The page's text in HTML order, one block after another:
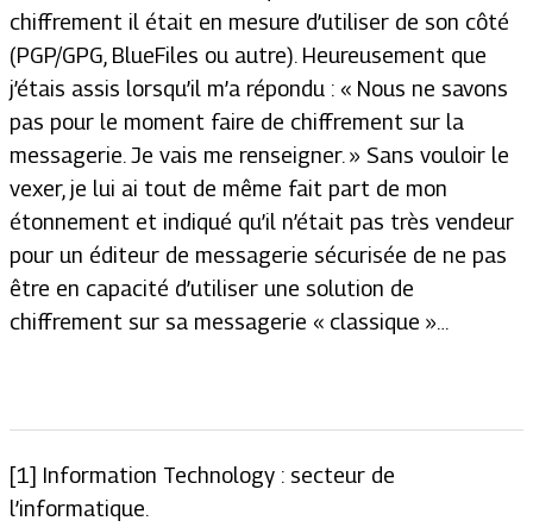
chiffrement il était en mesure d’utiliser de son côté
(PGP/GPG, BlueFiles ou autre). Heureusement que
j’étais assis lorsqu’il m’a répondu : « Nous ne savons
pas pour le moment faire de chiffrement sur la
messagerie. Je vais me renseigner. » Sans vouloir le
vexer, je lui ai tout de même fait part de mon
étonnement et indiqué qu’il n’était pas très vendeur
pour un éditeur de messagerie sécurisée de ne pas
être en capacité d’utiliser une solution de
chiffrement sur sa messagerie « classique »…
[1] Information Technology : secteur de
l’informatique.